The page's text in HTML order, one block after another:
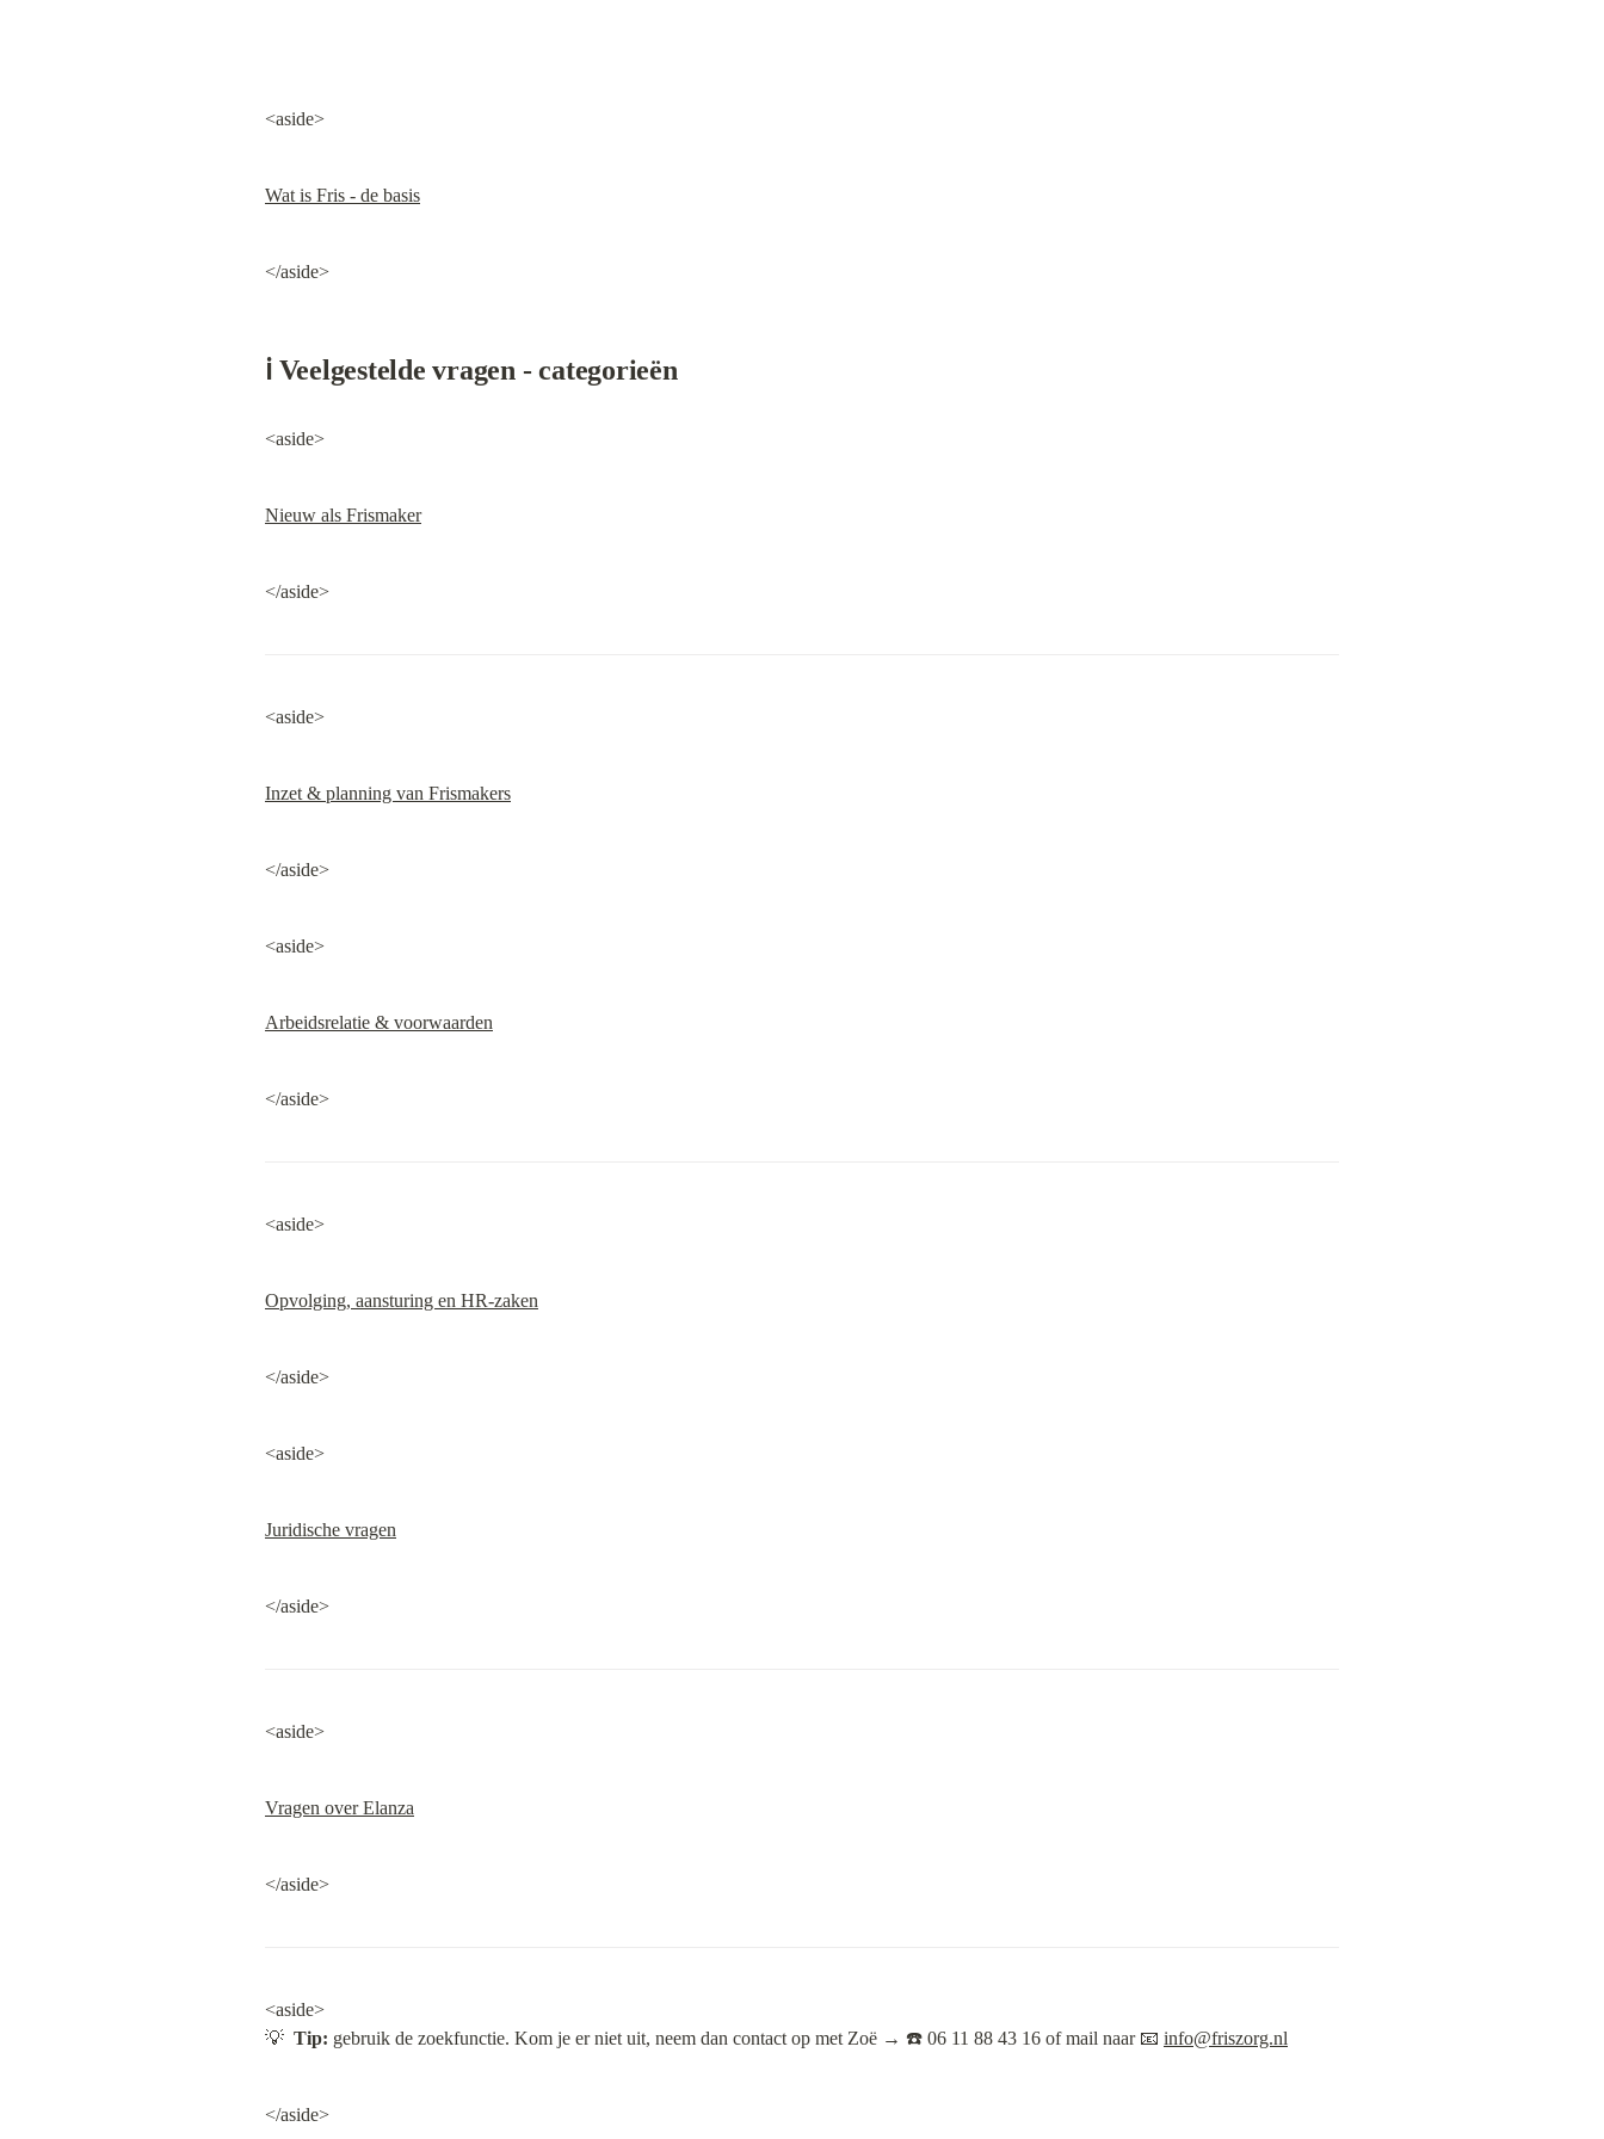
<aside>
Wat is Fris - de basis
</aside>
ℹ️ Veelgestelde vragen - categorieën
<aside>
Nieuw als Frismaker
</aside>
<aside>
Inzet & planning van Frismakers
</aside>
<aside>
Arbeidsrelatie & voorwaarden
</aside>
<aside>
Opvolging, aansturing en HR-zaken
</aside>
<aside>
Juridische vragen
</aside>
<aside>
Vragen over Elanza
</aside>
<aside>
💡 Tip: gebruik de zoekfunctie. Kom je er niet uit, neem dan contact op met Zoë → ☎️ 06 11 88 43 16 of mail naar 📧 info@friszorg.nl
</aside>